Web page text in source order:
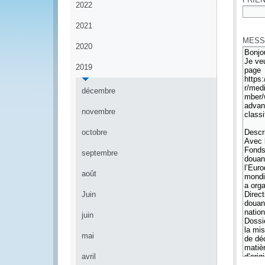
2022
2021
2020
2019
décembre
novembre
octobre
septembre
août
Juin
juin
mai
avril